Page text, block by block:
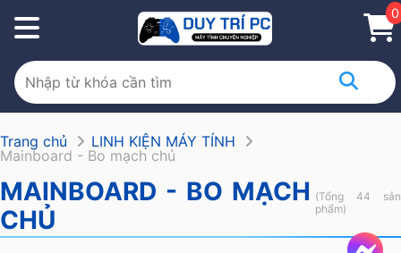
0
Trang chủ
LINH KIỆN MÁY TÍNH
Mainboard - Bo mạch chủ
MAINBOARD - BO MẠCH
CHỦ
(Tổng 44 sản
phẩm)